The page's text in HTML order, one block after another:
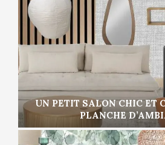
UN PETIT SALON CHIC ET
PLANCHE